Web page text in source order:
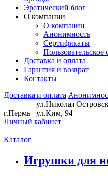
Эротический блог
О компании
О компании
Анонимность
Сертификаты
Пользовательское
Доставка и оплата
Гарантия и возврат
Контакты
Доставка и оплата
г.Пермь
ул.Николая
ул.Ким, 94
Личный кабинет
Каталог
Игрушки для